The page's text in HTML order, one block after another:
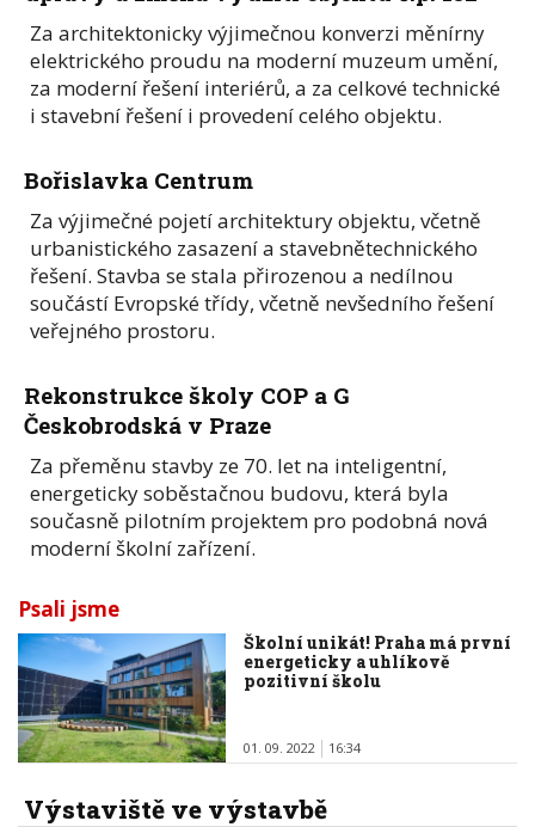
Za architektonicky výjimečnou konverzi měnírny
elektrického proudu na moderní muzeum umění,
za moderní řešení interiérů, a za celkové technické
i stavební řešení i provedení celého objektu.
Bořislavka Centrum
Za výjimečné pojetí architektury objektu, včetně
urbanistického zasazení a stavebnětechnického
řešení. Stavba se stala přirozenou a nedílnou
součástí Evropské třídy, včetně nevšedního řešení
veřejného prostoru.
Rekonstrukce školy COP a G
Českobrodská v Praze
Za přeměnu stavby ze 70. let na inteligentní,
energeticky soběstačnou budovu, která byla
současně pilotním projektem pro podobná nová
moderní školní zařízení.
Psali jsme
Školní unikát! Praha má první
energeticky a uhlíkově
pozitivní školu
01. 09. 2022 16:34
Výstaviště ve výstavbě